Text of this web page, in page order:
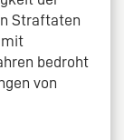
Straftaten
mit
bedroht
von